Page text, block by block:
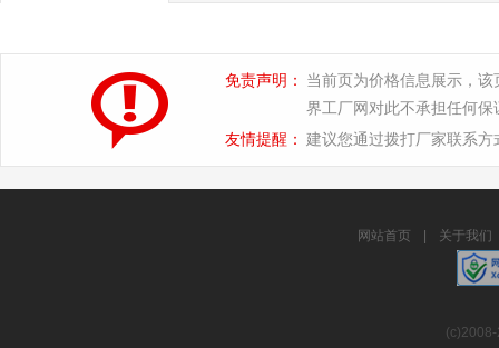
免责声明：
当前页为价格信息展示，
界工厂网对此不承担任何保
友情提醒： 建议您通过拨打厂家联系
网站首页 关于我们